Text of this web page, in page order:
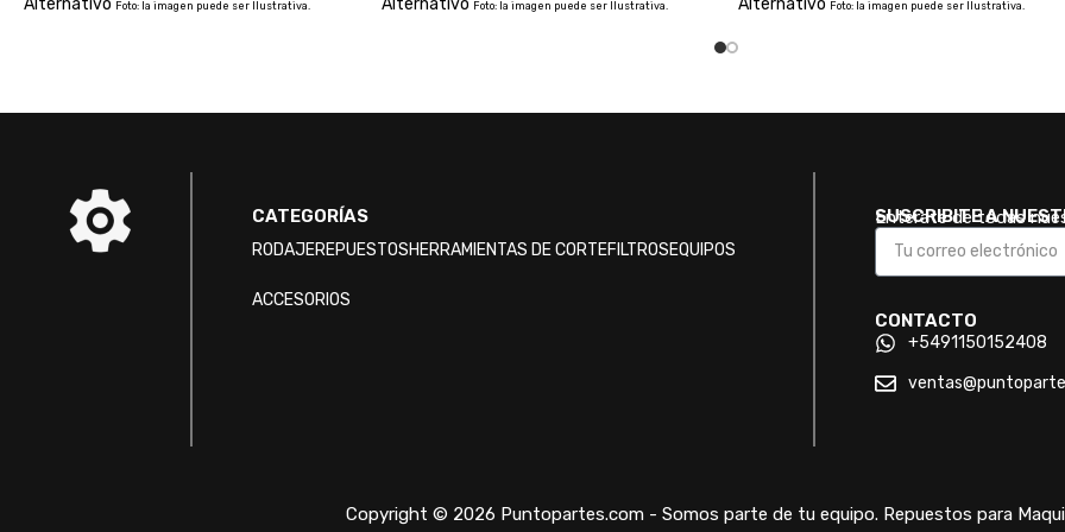
Foto: la imagen puede ser Ilustrativa. Foto: la imagen puede ser Ilustrativa. Foto: la imagen puede ser Ilustrativa.
CATEGORÍAS
RODAJEREPUESTOSHERRAMIENTAS DE CORTEFILTROSEQUIPOS
ACCESORIOS
SUSCRIBITE A
Enterate de todas
CONTACTO
+5491150152408
Copyright © 2026 Puntopartes.com - Somos parte de tu equipo. Repuestos para